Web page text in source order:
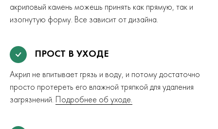
акриловый камень можешь принять как прямую, так и
изогнутую форму. Все зависит от дизайна.
ПРОСТ В УХОДЕ
Акрил не впитывает грязь и воду, и потому достаточно
просто протереть его влажной тряпкой для удаления
загрязнений.
Подробнее об уходе.